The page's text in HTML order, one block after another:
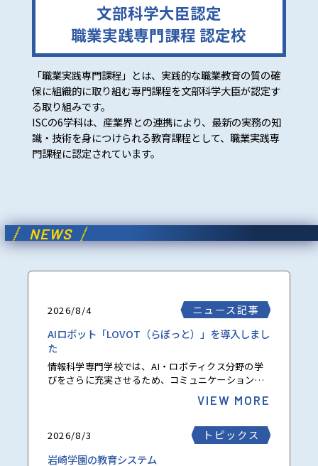
文部科学大臣認定
職業実践専門課程 認定校
「職業実践専門課程」とは、実践的な職業教育の質の確
保に組織的に取り組む専門課程を文部科学大臣が認定す
る取り組みです。
ISCの6学科は、産業界との連携により、最新の実務の知
識・技術を身につけられる教育課程として、職業実践専
門課程に認定されています。
NEWS
2026/8/4
ニュース記事
AIロボット「LOVOT（らぼっと）」を導入しまし
た
情報科学専門学校では、AI・ロボティクス分野の学
びをさらに充実させるため、コミュニケーションロ
ボット「LOVOT（らぼっと）」を導入しました。 本
校にやってきたLOVOTには、公募と投票の結果...
VIEW MORE
2026/8/3
トピックス
岩崎学園の教育システム